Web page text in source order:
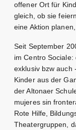
offener Ort für
gleich, ob sie
eine Aktion
Seit September
im Centro
exklusiv bzw auch
Kinder aus der
der Altonaer
mujeres sin
Rote Hilfe,
Theatergruppen,